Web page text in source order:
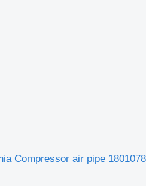
Compressor air pipe 1801078